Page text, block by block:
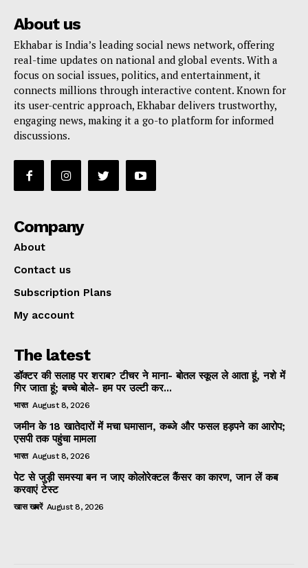
About us
Ekhabar is India’s leading social news network, offering
real-time updates on national and global events. With a
focus on social issues, politics, and entertainment, it
connects millions through interactive content. Known for
its user-centric approach, Ekhabar delivers trustworthy,
engaging news, making it a go-to platform for informed
discussions.
Company
About
Contact us
Subscription Plans
My account
The latest
डॉक्टर की सलाह पर शराब? टीचर ने माना- बोतल स्कूल ले आता हूं, नशे में
गिर जाता हूं; बच्चे बोले- हम पर उल्टी कर...
भारत August 8, 2026
जमीन के 18 खातेदारों में मचा घमासान, कब्जे और फसल हड़पने का आरोप;
एसपी तक पहुंचा मामला
भारत August 8, 2026
पेट से जुड़ी समस्या बन न जाए कोलोरेक्टल कैंसर का कारण, जान लें कब
करवाएं टेस्ट
खास खबरें August 8, 2026